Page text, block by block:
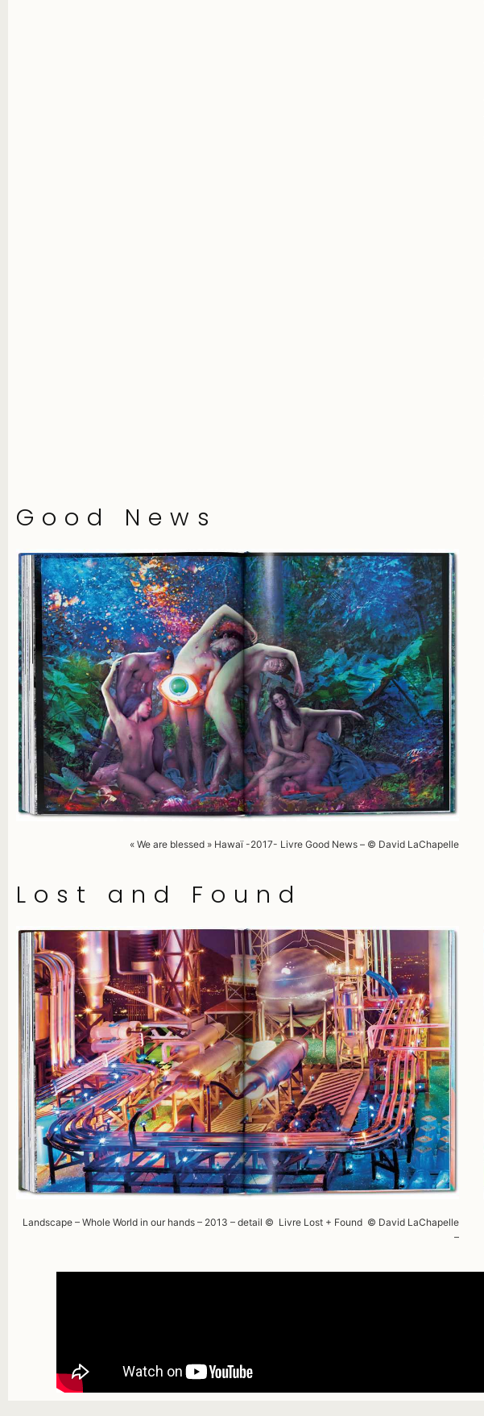
Good News
« We are blessed » Hawaï -2017- Livre Good News – © David LaChapelle
Lost and Found
Landscape – Whole World in our hands – 2013 – detail © Livre Lost + Found © David LaChapelle
–